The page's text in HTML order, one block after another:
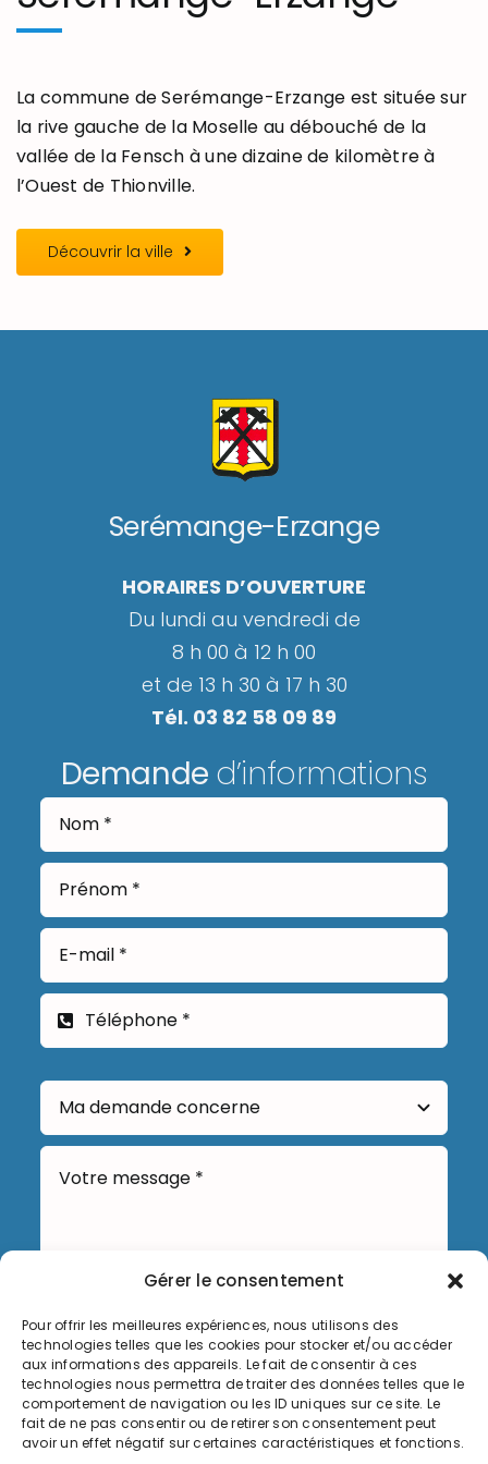
Gérer le consentement
Pour offrir les meilleures expériences, nous utilisons des
technologies telles que les cookies pour stocker et/ou accéder
aux informations des appareils. Le fait de consentir à ces
technologies nous permettra de traiter des données telles que le
comportement de navigation ou les ID uniques sur ce site. Le
fait de ne pas consentir ou de retirer son consentement peut
avoir un effet négatif sur certaines caractéristiques et fonctions.
La commune de Serémange-Erzange est située sur
la rive gauche de la Moselle au débouché de la
vallée de la Fensch à une dizaine de kilomètre à
l’Ouest de Thionville.
Découvrir la ville
Serémange-Erzange
HORAIRES D’OUVERTURE
Du lundi au vendredi de
8 h 00 à 12 h 00
et de 13 h 30 à 17 h 30
Tél. 03 82 58 09 89
Demande d’informations
Envoyer